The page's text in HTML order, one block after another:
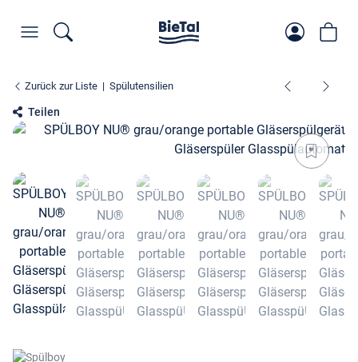
Zurück zur Liste Spülutensilien
Teilen